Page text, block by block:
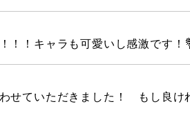
！！キャラも可愛いし感激です！
せていただきました！ もし良け